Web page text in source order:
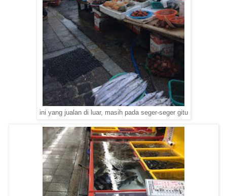
ini yang jualan di luar, masih pada seger-seger gitu